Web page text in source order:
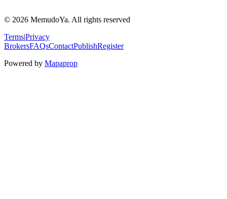
© 2026 MemudoYa. All rights reserved
Terms|Privacy
BrokersFAQsContactPublishRegister
Powered by Mapaprop